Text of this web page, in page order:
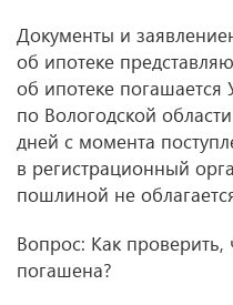
Документы и
об ипотеке
об ипотеке погашается
по Вологодской
дней с момента
в регистрационный
пошлиной не
Вопрос: Как проверить,
погашена?